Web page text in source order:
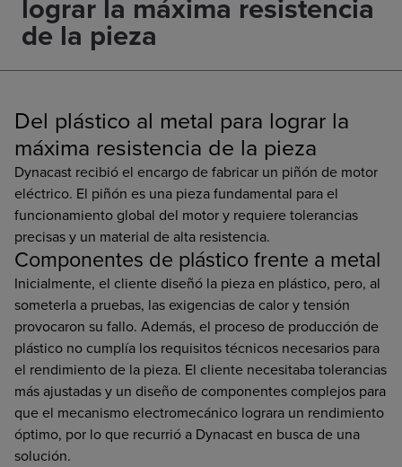
lograr la máxima resistencia
de la pieza
Del plástico al metal para lograr la
máxima resistencia de la pieza
Dynacast recibió el encargo de fabricar un piñón de motor
eléctrico. El piñón es una pieza fundamental para el
funcionamiento global del motor y requiere tolerancias
precisas y un material de alta resistencia.
Componentes de plástico frente a metal
Inicialmente, el cliente diseñó la pieza en plástico, pero, al
someterla a pruebas, las exigencias de calor y tensión
provocaron su fallo. Además, el proceso de producción de
plástico no cumplía los requisitos técnicos necesarios para
el rendimiento de la pieza. El cliente necesitaba tolerancias
más ajustadas y un diseño de componentes complejos para
que el mecanismo electromecánico lograra un rendimiento
óptimo, por lo que recurrió a Dynacast en busca de una
solución.